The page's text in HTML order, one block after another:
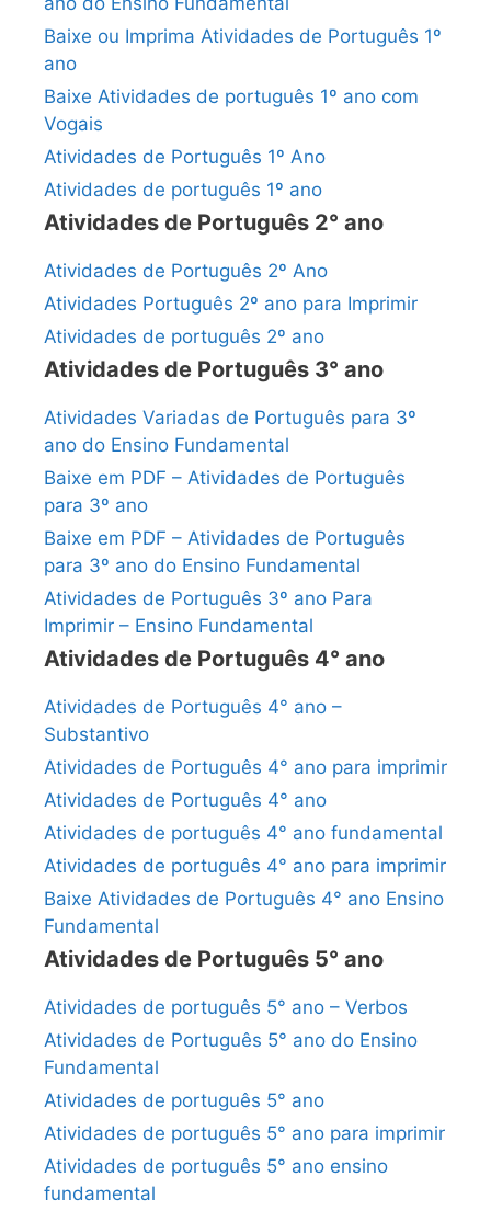
Baixe ou Imprima Atividades de Português 1º
ano
Baixe Atividades de português 1º ano com
Vogais
Atividades de Português 1º Ano
Atividades de português 1º ano
Atividades de Português 2° ano
Atividades de Português 2º Ano
Atividades Português 2º ano para Imprimir
Atividades de português 2º ano
Atividades de Português 3° ano
Atividades Variadas de Português para 3º
ano do Ensino Fundamental
Baixe em PDF – Atividades de Português
para 3º ano
Baixe em PDF – Atividades de Português
para 3º ano do Ensino Fundamental
Atividades de Português 3º ano Para
Imprimir – Ensino Fundamental
Atividades de Português 4° ano
Atividades de Português 4° ano –
Substantivo
Atividades de Português 4° ano para imprimir
Atividades de Português 4° ano
Atividades de português 4° ano fundamental
Atividades de português 4° ano para imprimir
Baixe Atividades de Português 4° ano Ensino
Fundamental
Atividades de Português 5° ano
Atividades de português 5° ano – Verbos
Atividades de Português 5° ano do Ensino
Fundamental
Atividades de português 5° ano
Atividades de português 5° ano para imprimir
Atividades de português 5° ano ensino
fundamental